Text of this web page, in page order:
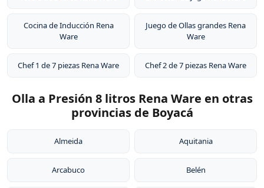
Cocina de Inducción Rena
Ware
Juego de Ollas grandes Rena
Ware
Chef 1 de 7 piezas Rena Ware Chef 2 de 7 piezas Rena Ware
Olla a Presión 8 litros Rena Ware en otras
provincias de Boyacá
Almeida Aquitania
Arcabuco Belén